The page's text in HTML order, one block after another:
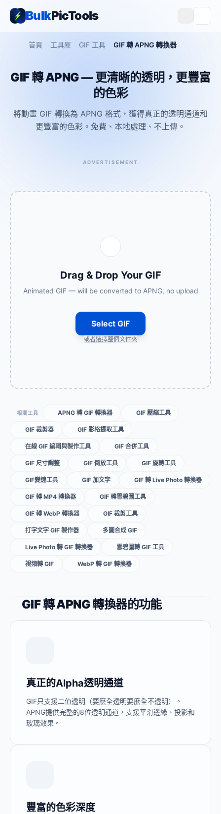
BulkPicTools
首頁 工具庫 GIF 工具 GIF 轉 APNG 轉換器
GIF 轉 APNG — 更清晰的透明，更豐富
的色彩
將動畫 GIF 轉換為 APNG 格式，獲得真正的透明通道和
更豐富的色彩。免費、本地處理、不上傳。
ADVERTISEMENT
Drag & Drop Your GIF
Animated GIF — will be converted to APNG, no upload
Select GIF
或者選擇整個文件夾
相關工具 APNG 轉 GIF 轉換器 GIF 壓縮工具
GIF 裁剪器 GIF 影格提取工具
在線 GIF 編輯與製作工具 GIF 合併工具
GIF 尺寸調整 GIF 倒放工具 GIF 旋轉工具
GIF變速工具 GIF 加文字 GIF 轉 Live Photo 轉換器
GIF 轉 MP4 轉換器 GIF 轉雪碧圖工具
GIF 轉 WebP 轉換器 GIF 裁剪工具
打字文字 GIF 製作器 多圖合成 GIF
Live Photo 轉 GIF 轉換器 雪碧圖轉 GIF 工具
視頻轉 GIF WebP 轉 GIF 轉換器
GIF 轉 APNG 轉換器的功能
真正的Alpha透明通道
GIF只支援二值透明（要麼全透明要麼全不透明）。
APNG提供完整的8位透明通道，支援平滑邊緣、投影和
玻璃效果。
豐富的色彩深度